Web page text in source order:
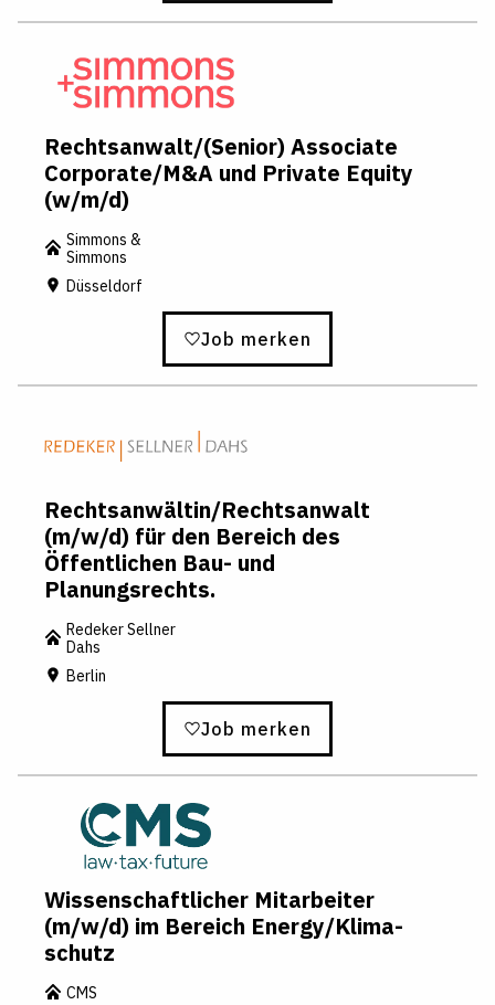
Rechtsanwalt/(Senior) Associate
Corporate/M&A und Private Equity
(w/m/d)
Simmons &
Simmons
Düsseldorf
Job merken
Rechtsanwältin/Rechtsanwalt
(m/w/d) für den Bereich des
Öffentlichen Bau- und
Planungsrechts.
Redeker Sellner
Dahs
Berlin
Job merken
Wis­sen­schaft­li­cher Mitarbeiter
(m/w/d) im Bereich En­er­gy/Kli­ma­
schutz
CMS